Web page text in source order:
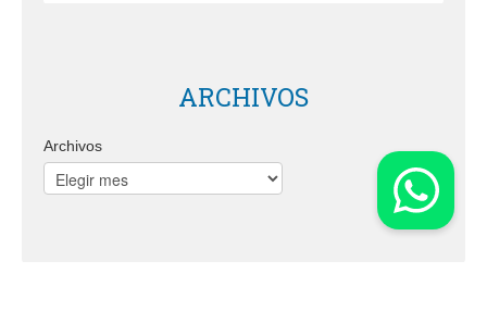
ARCHIVOS
Archivos